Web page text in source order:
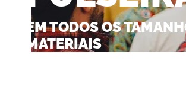
EM TODOS OS
MATERIAIS